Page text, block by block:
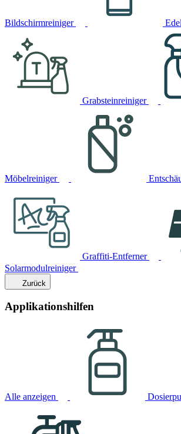
Bildschirmreiniger
Grabsteinreiniger
Möbelreiniger
Graffiti-Entferner
Solarmodulreiniger
Zurück
Applikationshilfen
Alle anzeigen